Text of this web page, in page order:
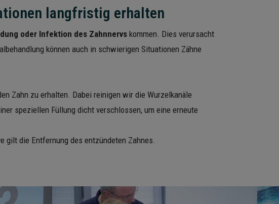
langfristig erhalten
oder Infektion des Zahnnervs kommen. Dies verursacht
können auch in schwierigen Situationen Zähne
Zahn zu erhalten. Dabei reinigen wir die Wurzelkanäle
speziellen Füllung dicht verschlossen, um eine erneute
gilt die Entfernung des entzündeten Zahnes.